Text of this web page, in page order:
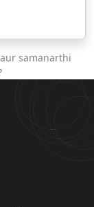
samanarthi